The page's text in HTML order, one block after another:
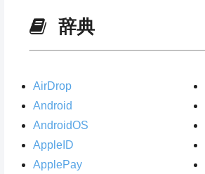
辞典
AirDrop
Android
AndroidOS
AppleID
ApplePay